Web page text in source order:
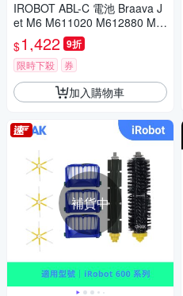
IROBOT ABL-C 電池 Braava J
et M6 M611020 M612880 M6
12680 M614480 掃地機電池
$1,422 9折
限時下殺 券
加入購物車
補貨中